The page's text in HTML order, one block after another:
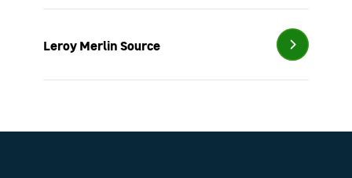
Leroy Merlin Source